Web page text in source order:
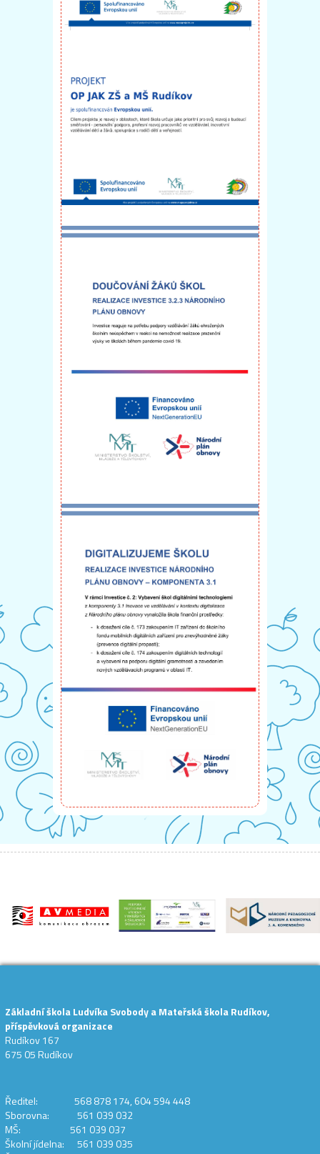
Základní škola Ludvíka Svobody a Mateřská škola Rudíkov,
příspěvková organizace
Rudíkov 167
675 05 Rudíkov
Ředitel: 568 878 174, 604 594 448
Sborovna: 561 039 032
MŠ: 561 039 037
Školní jídelna: 561 039 035